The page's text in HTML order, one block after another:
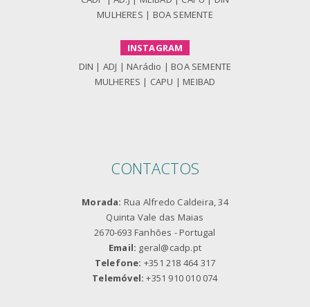
MULHERES | BOA SEMENTE
INSTAGRAM
DIN | ADJ | NArádio | BOA SEMENTE
MULHERES | CAPU | MEIBAD
CONTACTOS
Morada: Rua Alfredo Caldeira, 34
Quinta Vale das Maias
2670-693 Fanhões - Portugal
Email: geral@cadp.pt
Telefone: +351 218 464 317
Telemóvel: +351 910 010 074